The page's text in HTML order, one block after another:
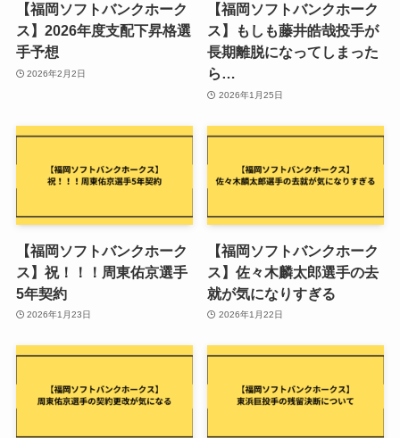
【福岡ソフトバンクホーク
ス】2026年度支配下昇格選
手予想
2026年2月2日
【福岡ソフトバンクホーク
ス】もしも藤井皓哉投手が
長期離脱になってしまった
ら…
2026年1月25日
【福岡ソフトバンクホーク
ス】祝！！！周東佑京選手
5年契約
2026年1月23日
【福岡ソフトバンクホーク
ス】佐々木麟太郎選手の去
就が気になりすぎる
2026年1月22日